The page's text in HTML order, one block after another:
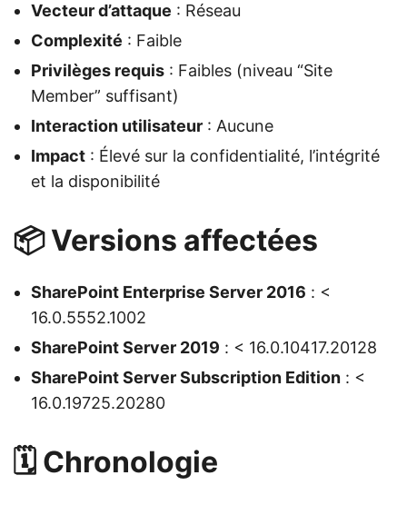
Vecteur d’attaque : Réseau
Complexité : Faible
Privilèges requis : Faibles (niveau “Site
Member” suffisant)
Interaction utilisateur : Aucune
Impact : Élevé sur la confidentialité, l’intégrité
et la disponibilité
📦 Versions affectées
SharePoint Enterprise Server 2016 : <
16.0.5552.1002
SharePoint Server 2019 : < 16.0.10417.20128
SharePoint Server Subscription Edition : <
16.0.19725.20280
🗓️ Chronologie